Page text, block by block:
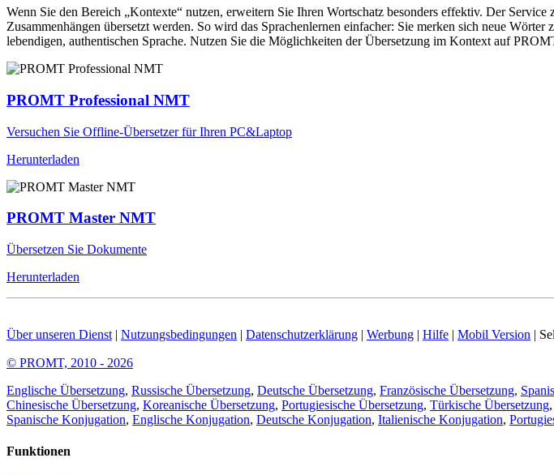
Wenn Sie den Bereich „Kontexte“ nutzen, erweitern Sie Ihren Wortschatz besonders effektiv. Der
Zusammenhängen übersetzt werden. So wird das Sprachenlernen einfacher: Sie merken sich neue
lebendigen, authentischen Sprache. Nutzen Sie die Möglichkeiten der Übersetzung im Kontext auf
PROMT Professional NMT
Versuchen Sie Offline-Übersetzer für Ihren PC&Laptop
Herunterladen
PROMT Master NMT
Übersetzen Sie Dokumente
Herunterladen
Über unseren Dienst | Nutzungsbedingungen | Datenschutzerklärung | Werbung | Hilfe | Mobil Version |
© PROMT, 2010 - 2026
Englische Übersetzung, Russische Übersetzung, Deutsche Übersetzung, Französische Übersetzung,
Chinesische Übersetzung, Koreanische Übersetzung, Portugiesische Übersetzung, Türkische Übersetzung,
Spanische Konjugation, Englische Konjugation, Deutsche Konjugation, Italienische Konjugation,
Funktionen